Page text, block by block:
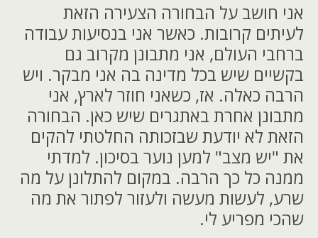
אני חושב על הבחורה הצעירה הזאת
לעיתים קרובות. כאשר אני בנסיעות עבודה
ברחבי העולם, אני מתבונן מקרוב גם
בקשיים שיש בכל מדינה בה אני מבקר. ויש
הרבה כאלה. אז, כשאני חוזר לארץ, אני
מתבונן אחרת באתגרים שיש כאן. הבחורה
הזאת לא יודעת שבזכותה החלטתי להקים
את "יש מצב" למען נוער בסיכון. למדתי
ממנה כל כך הרבה. במקום להתלונן על מה
שרע, לעשות מעשה ולעזור לפתור את מה
שהכי מפריע לי.